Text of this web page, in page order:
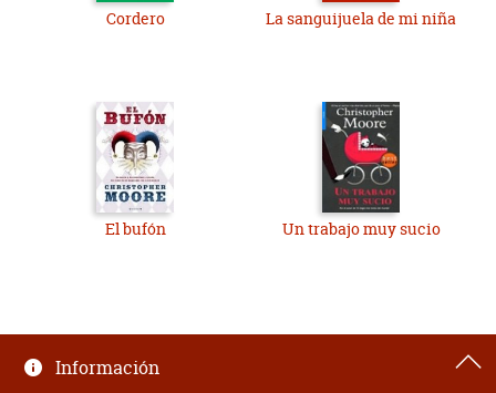
Cordero La sanguijuela de mi niña
El bufón Un trabajo muy sucio
Información